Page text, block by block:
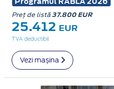
Preț de listă37.800 EUR
25.412 EUR
TVA deductibil
Vezi mașina